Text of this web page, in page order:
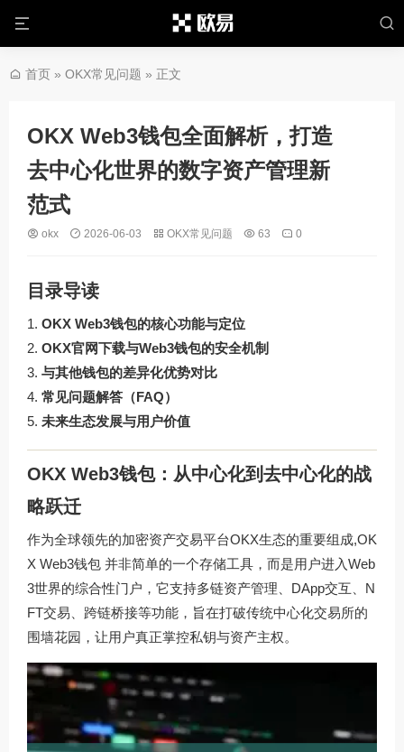
首页 » OKX常见问题 » 正文
OKX Web3钱包全面解析，打造
去中心化世界的数字资产管理新
范式
okx 2026-06-03 OKX常见问题 63 0
目录导读
OKX Web3钱包的核心功能与定位
OKX官网下载与Web3钱包的安全机制
与其他钱包的差异化优势对比
常见问题解答（FAQ）
未来生态发展与用户价值
OKX Web3钱包：从中心化到去中心化的战
略跃迁
作为全球领先的加密资产交易平台OKX生态的重要组成,OK
X Web3钱包 并非简单的一个存储工具，而是用户进入Web
3世界的综合性门户，它支持多链资产管理、DApp交互、N
FT交易、跨链桥接等功能，旨在打破传统中心化交易所的
围墙花园，让用户真正掌控私钥与资产主权。